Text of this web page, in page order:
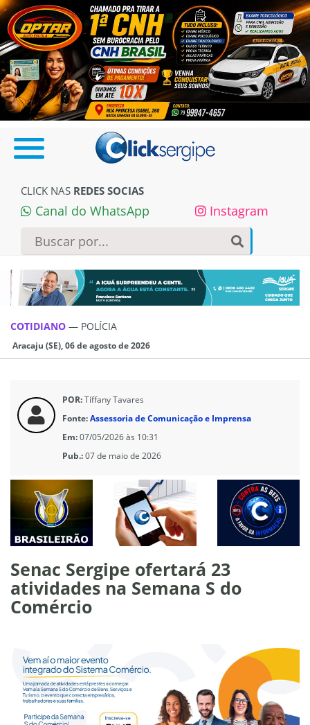
CLICK NAS REDES SOCIAS
Canal do WhatsApp Instagram
COTIDIANO — POLÍCIA
Aracaju (SE), 06 de agosto de 2026
POR:Tíffany Tavares
Fonte:Assessoria de Comunicação e Imprensa
Em:07/05/2026 às 10:31
Pub.:07 de maio de 2026
Senac Sergipe ofertará 23
atividades na Semana S do
Comércio